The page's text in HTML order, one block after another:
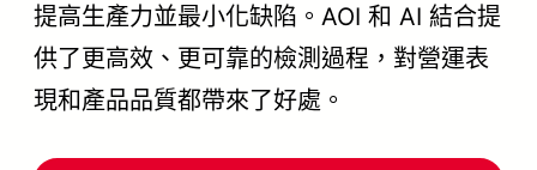
提高生產力並最小化缺陷。AOI 和 AI 結合提
供了更高效、更可靠的檢測過程，對營運表
現和產品品質都帶來了好處。